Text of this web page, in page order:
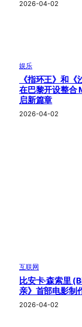
2026-04-02
娱乐
《指环王》和
在巴黎开设整合
启新篇章
2026-04-02
互联网
比安卡·森索里
亲》首部电影制
2026-04-02